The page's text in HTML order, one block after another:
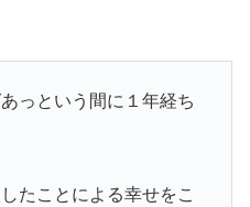
っという間に１年経ち
たことによる幸せをこ